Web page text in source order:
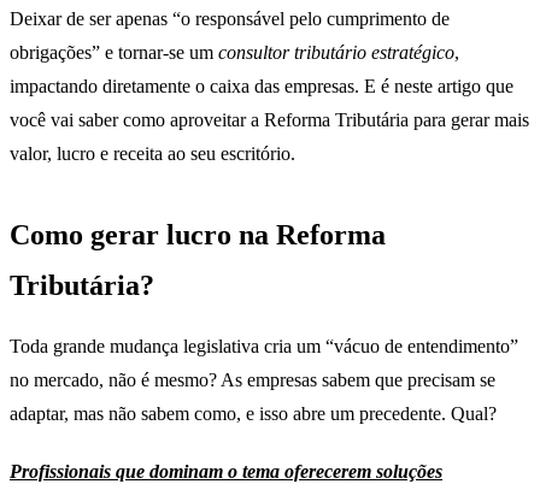
Deixar de ser apenas “o responsável pelo cumprimento de
obrigações” e tornar-se um consultor tributário estratégico,
impactando diretamente o caixa das empresas. E é neste artigo que
você vai saber como aproveitar a Reforma Tributária para gerar mais
valor, lucro e receita ao seu escritório.
Como gerar lucro na Reforma
Tributária?
Toda grande mudança legislativa cria um “vácuo de entendimento”
no mercado, não é mesmo? As empresas sabem que precisam se
adaptar, mas não sabem como, e isso abre um precedente. Qual?
Profissionais que dominam o tema oferecerem soluções